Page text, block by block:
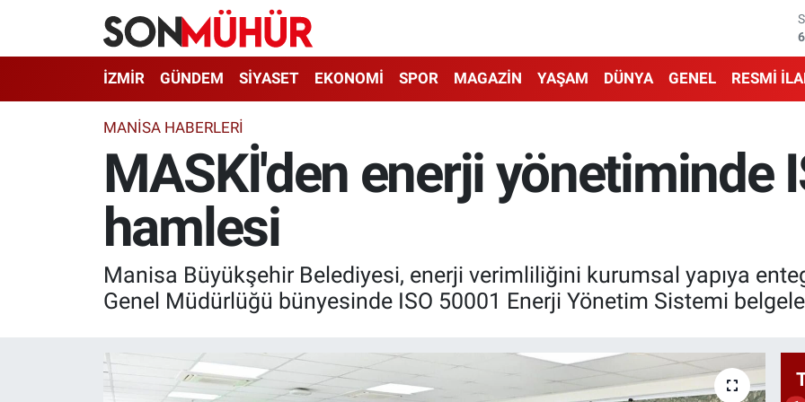
İZMİR GÜNDEM SİYASET EKONOMİ SPOR MAGAZİN YAŞAM DÜNYA GENEL RESMİ
MANİSA HABERLERİ
MASKİ'den enerji yönetiminde
hamlesi
Manisa Büyükşehir Belediyesi, enerji verimliliğini kurumsal yapıya
Genel Müdürlüğü bünyesinde ISO 50001 Enerji Yönetim Sistemi
İzmir Nöbetçi Eczaneler
İzmir Hava Durumu
İzmir Namaz Vakitleri
İzmir Trafik Yoğunluk Haritası
Süper Lig Puan Durumu ve Fikstür
Tüm Manşetler
Haber Arşivi